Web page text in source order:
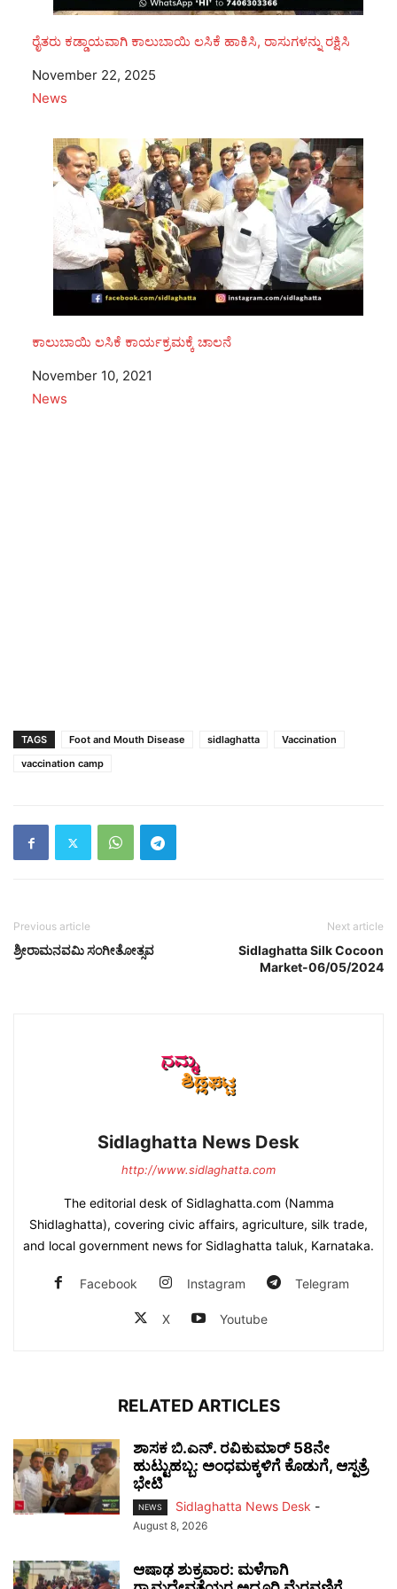
ರೈತರು ಕಡ್ಡಾಯವಾಗಿ ಕಾಲುಬಾಯಿ ಲಸಿಕೆ ಹಾಕಿಸಿ, ರಾಸುಗಳನ್ನು ರಕ್ಷಿಸಿ
Date
November 22, 2025
In relation to
News
ಕಾಲುಬಾಯಿ ಲಸಿಕೆ ಕಾರ್ಯಕ್ರಮಕ್ಕೆ ಚಾಲನೆ
Date
November 10, 2021
In relation to
News
TAGS Foot and Mouth Disease sidlaghatta
Vaccination
vaccination camp
Previous article
ಶ್ರೀರಾಮನವಮಿ ಸಂಗೀತೋತ್ಸವ
Next article
Sidlaghatta Silk Cocoon
Market-06/05/2024
Sidlaghatta News Desk
http://www.sidlaghatta.com
The editorial desk of Sidlaghatta.com (Namma
Shidlaghatta), covering civic affairs, agriculture, silk trade,
and local government news for Sidlaghatta taluk, Karnataka.
Facebook Instagram Telegram
X Youtube
RELATED ARTICLES
ಶಾಸಕ ಬಿ.ಎನ್. ರವಿಕುಮಾರ್ 58ನೇ
ಹುಟ್ಟುಹಬ್ಬ: ಅಂಧಮಕ್ಕಳಿಗೆ ಕೊಡುಗೆ, ಆಸ್ಪತ್ರೆ
ಭೇಟಿ
NEWS Sidlaghatta News Desk -
August 8, 2026
ಆಷಾಢ ಶುಕ್ರವಾರ: ಮಳೆಗಾಗಿ